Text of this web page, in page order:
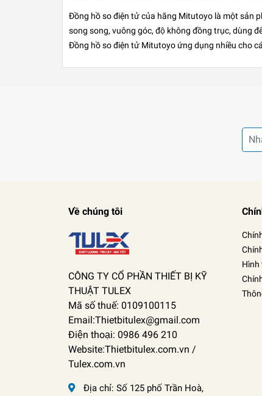
Đồng hồ so điện tửcủa hãng Mitutoyo là một sản
song song, vuông góc, độ không đồng trục, dùng
Đồng hồ so điện tử Mitutoyo ứng dụng nhiều cho
Về chúng tôi
CÔNG TY CỔ PHẦN THIẾT BỊ KỸ
THUẬT TULEX
Mã số thuế: 0109100115
Email:Thietbitulex@gmail.com
Điện thoại: 0986 496 210
Website:Thietbitulex.com.vn /
Tulex.com.vn
Địa chỉ: Số 125 phố Trần Hoà,